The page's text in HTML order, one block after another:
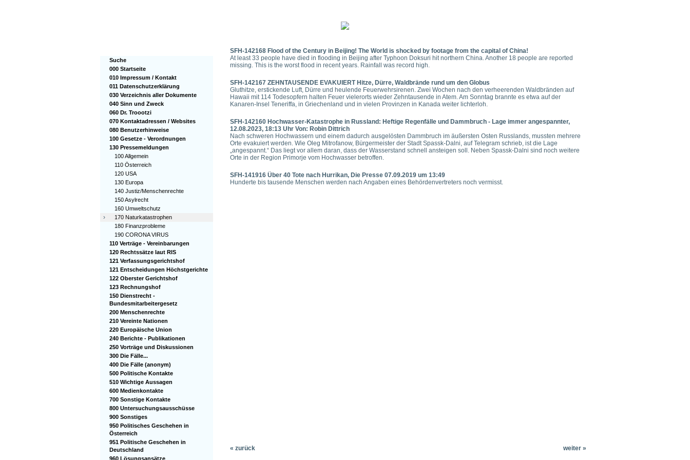
Suche
000 Startseite
010 Impressum / Kontakt
011 Datenschutzerklärung
030 Verzeichnis aller Dokumente
040 Sinn und Zweck
060 Dr. Troootzi
070 Kontaktadressen / Websites
080 Benutzerhinweise
100 Gesetze - Verordnungen
130 Pressemeldungen
100 Allgemein
110 Österreich
120 USA
130 Europa
140 Justiz/Menschenrechte
150 Asylrecht
160 Umweltschutz
›
170 Naturkatastrophen
180 Finanzprobleme
190 CORONA VIRUS
110 Verträge - Vereinbarungen
120 Rechtssätze laut RIS
121 Verfassungsgerichtshof
121 Entscheidungen Höchstgerichte
122 Oberster Gerichtshof
123 Rechnungshof
150 Dienstrecht -
Bundesmitarbeitergesetz
200 Menschenrechte
210 Vereinte Nationen
220 Europäische Union
240 Berichte - Publikationen
250 Vorträge und Diskussionen
300 Die Fälle...
400 Die Fälle (anonym)
500 Politische Kontakte
510 Wichtige Aussagen
600 Medienkontakte
700 Sonstige Kontakte
800 Untersuchungsausschüsse
900 Sonstiges
950 Politisches Geschehen in
Österreich
951 Politische Geschehen in
Deutschland
960 Lösungsansätze
SFH-142168 Flood of the Century in Beijing! The World is shocked by footage from the capital of China!
At least 33 people have died in flooding in Beijing after Typhoon Doksuri hit northern China. Another 18 people are reported
missing. This is the worst flood in recent years. Rainfall was record high.
SFH-142167 ZEHNTAUSENDE EVAKUIERT Hitze, Dürre, Waldbrände rund um den Globus
Gluthitze, erstickende Luft, Dürre und heulende Feuerwehrsirenen. Zwei Wochen nach den verheerenden Waldbränden auf
Hawaii mit 114 Todesopfern halten Feuer vielerorts wieder Zehntausende in Atem. Am Sonntag brannte es etwa auf der
Kanaren-Insel Teneriffa, in Griechenland und in vielen Provinzen in Kanada weiter lichterloh.
SFH-142160 Hochwasser-Katastrophe in Russland: Heftige Regenfälle und Dammbruch - Lage immer angespannter,
12.08.2023, 18:13 Uhr Von: Robin Dittrich
Nach schweren Hochwassern und einem dadurch ausgelösten Dammbruch im äußersten Osten Russlands, mussten mehrere
Orte evakuiert werden. Wie Oleg Mitrofanow, Bürgermeister der Stadt Spassk-Dalni, auf Telegram schrieb, ist die Lage
„angespannt.“ Das liegt vor allem daran, dass der Wasserstand schnell ansteigen soll. Neben Spassk-Dalni sind noch weitere
Orte in der Region Primorje vom Hochwasser betroffen.
SFH-141916 Über 40 Tote nach Hurrikan, Die Presse 07.09.2019 um 13:49
Hunderte bis tausende Menschen werden nach Angaben eines Behördenvertreters noch vermisst.
« zurück weiter »